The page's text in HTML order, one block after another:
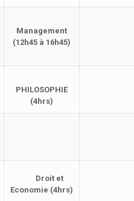
Management
(12h45 à 16h45)
PHILOSOPHIE
(4hrs)
Droit et
Economie (4hrs)